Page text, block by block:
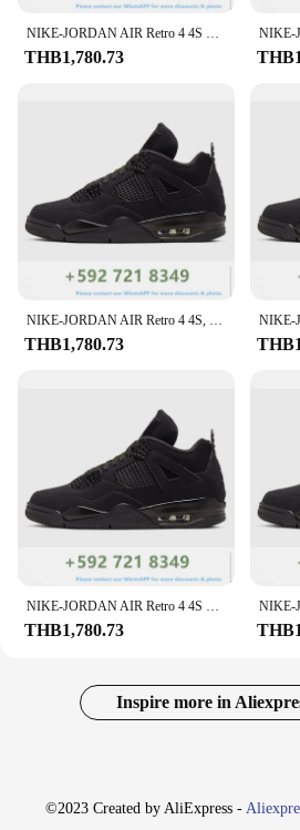
THB1,780.73
THB1,780.73
NIKE-JORDAN AIR Retro 4 4S ทหารสีดำยูเนี่ยนนัวร์รองเท้าผ้าใบกีฬาคลาสสิกสำหรับผู้ชายผู้หญิงรองเท้าบาสเก็ตบอล
THB1,780.73
Inspire more in
©2023 Created by AliExpress -